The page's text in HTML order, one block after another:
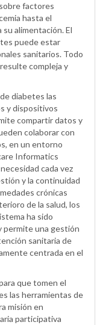
factores
hasta el
alimentación. El
puede estar
sanitarios. Todo
compleja y
diabetes las
y dispositivos
compartir datos y
colaborar con
en un entorno
Informatics
cada vez
y la continuidad
crónicas
de la salud, los
ha sido
permite una gestión
sanitaria de
centrada en el
que tomen el
las herramientas de
misión en
participativa